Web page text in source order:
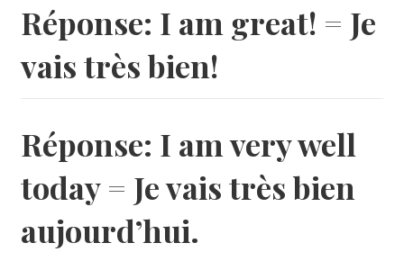
Réponse: I am great! = Je
vais très bien!
Réponse: I am very well
today = Je vais très bien
aujourd’hui.